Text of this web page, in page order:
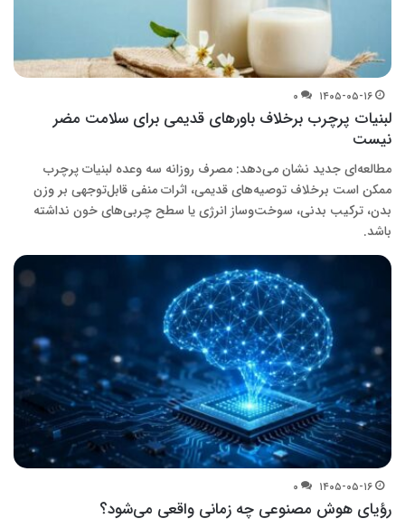
۱۴۰۵-۰۵-۱۶ ۰
لبنیات پرچرب برخلاف باورهای قدیمی برای سلامت مضر
نیست
مطالعه‌ای جدید نشان می‌دهد: مصرف روزانه سه وعده لبنیات پرچرب
ممکن است برخلاف توصیه‌های قدیمی، اثرات منفی قابل‌توجهی بر وزن
بدن، ترکیب بدنی، سوخت‌وساز انرژی یا سطح چربی‌های خون نداشته
باشد.
۱۴۰۵-۰۵-۱۶ ۰
رؤیای هوش مصنوعی چه زمانی واقعی می‌شود؟